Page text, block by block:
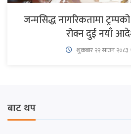
जन्मसिद्ध नागरिकतामा
रोक्न दुई नयाँ
शुक्रबार​ २२ साउन
बाट थप